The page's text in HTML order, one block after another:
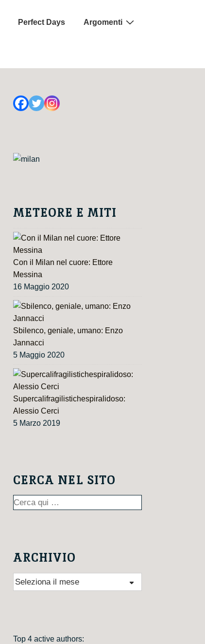
Perfect Days Argomenti
METEORE E MITI
Con il Milan nel cuore: Ettore
Messina
16 Maggio 2020
Sbilenco, geniale, umano: Enzo
Jannacci
5 Maggio 2020
Supercalifragilistichespiralidoso:
Alessio Cerci
5 Marzo 2019
CERCA NEL SITO
Cerca:
ARCHIVIO
Archivio
Top 4 active authors: